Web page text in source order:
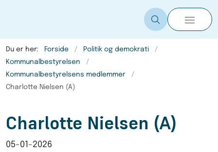
Du er her: Forside
Politik og demokrati
Kommunalbestyrelsen
Kommunalbestyrelsens medlemmer
Charlotte Nielsen (A)
Charlotte Nielsen (A)
05-01-2026